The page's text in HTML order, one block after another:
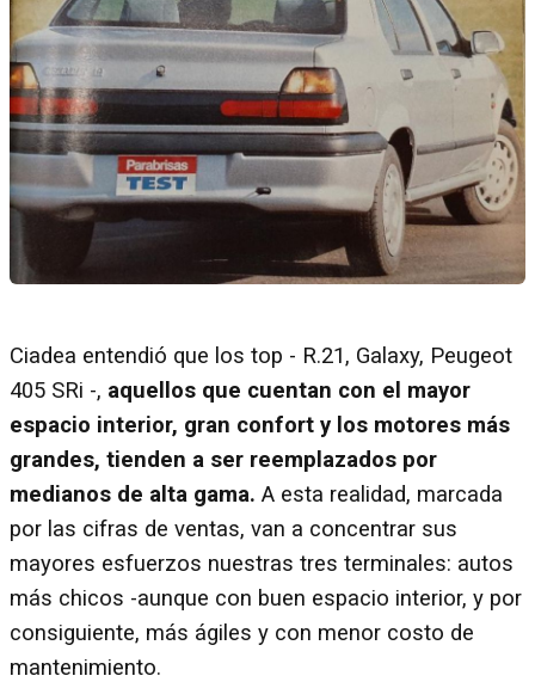
Ciadea entendió que los top - R.21, Galaxy, Peugeot
405 SRi -, aquellos que cuentan con el mayor
espacio interior, gran confort y los motores más
grandes, tienden a ser reemplazados por
medianos de alta gama. A esta realidad, marcada
por las cifras de ventas, van a concentrar sus
mayores esfuerzos nuestras tres terminales: autos
más chicos -aunque con buen espacio interior, y por
consiguiente, más ágiles y con menor costo de
mantenimiento.